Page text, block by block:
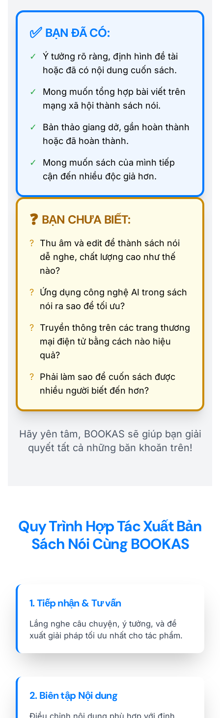
✅ BẠN ĐÃ CÓ:
✓
Ý tưởng rõ ràng, định hình đề tài
hoặc đã có nội dung cuốn sách.
✓
Mong muốn tổng hợp bài viết trên
mạng xã hội thành sách nói.
✓
Bản thảo giang dở, gần hoàn thành
hoặc đã hoàn thành.
✓
Mong muốn sách của mình tiếp
cận đến nhiều độc giả hơn.
❓ BẠN CHƯA BIẾT:
? Thu âm và edit để thành sách nói
dễ nghe, chất lượng cao như thế
nào?
?
Ứng dụng công nghệ AI trong sách
nói ra sao để tối ưu?
? Truyền thông trên các trang thương
mại điện tử bằng cách nào hiệu
quả?
?
Phải làm sao để cuốn sách được
nhiều người biết đến hơn?
Hãy yên tâm, BOOKAS sẽ giúp bạn giải
quyết tất cả những băn khoăn trên!
Quy Trình Hợp Tác Xuất Bản
Sách Nói Cùng BOOKAS
1. Tiếp nhận & Tư vấn
Lắng nghe câu chuyện, ý tưởng, và đề
xuất giải pháp tối ưu nhất cho tác phẩm.
2. Biên tập Nội dung
Điều chỉnh nội dung phù hợp với định